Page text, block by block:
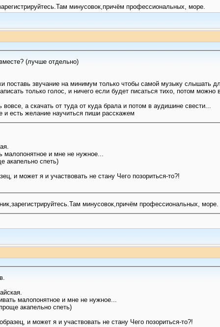
минусовок,причём профессиональных, море.
(лучше отдельно)
поставь звучание на минимум только чтобы самой музыку слышать
только голос, и ничего если будет писаться тихо, потом можно
а скачать от туда от куда брала и потом в аудишине свести...
есть желание научиться пиши расскажем
и мне не нужное...
акапельно спеть)
и может я и участвовать не стану Чего позориться-то?!
минусовок,причём профессиональных, море.
малопонятное и мне не нужное...
акапельно спеть)
и может я и участвовать не стану Чего позориться-то?!